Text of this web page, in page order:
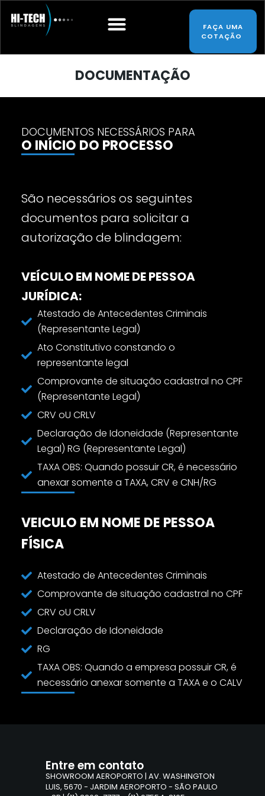
FAÇA UMA
COTAÇÃO
DOCUMENTAÇÃO
DOCUMENTOS NECESSÁRIOS PARA
O INÍCIO DO PROCESSO
São necessários os seguintes
documentos para solicitar a
autorização de blindagem:
VEÍCULO EM NOME DE PESSOA
JURÍDICA:
Atestado de Antecedentes Criminais
(Representante Legal)
Ato Constitutivo constando o
representante legal
Comprovante de situação cadastral no CPF
(Representante Legal)
CRV oU CRLV
Declaração de Idoneidade (Representante
Legal) RG (Representante Legal)
TAXA OBS: Quando possuir CR, é necessário
anexar somente a TAXA, CRV e CNH/RG
VEICULO EM NOME DE PESSOA
FÍSICA
Atestado de Antecedentes Criminais
Comprovante de situação cadastral no CPF
CRV oU CRLV
Declaração de Idoneidade
RG
TAXA OBS: Quando a empresa possuir CR, é
necessário anexar somente a TAXA e o CALV
Entre em contato
SHOWROOM AEROPORTO | AV. WASHINGTON
LUIS, 5670 - JARDIM AEROPORTO - SÃO PAULO